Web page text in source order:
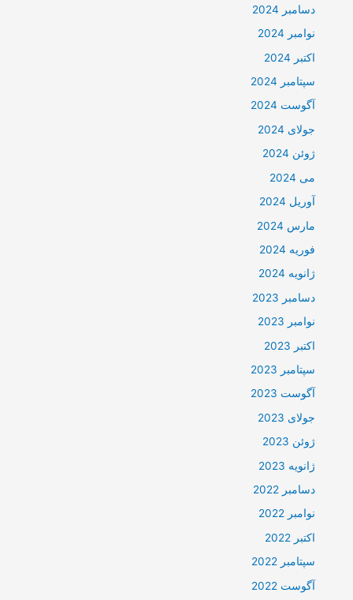
دسامبر 2024
نوامبر 2024
اکتبر 2024
سپتامبر 2024
آگوست 2024
جولای 2024
ژوئن 2024
می 2024
آوریل 2024
مارس 2024
فوریه 2024
ژانویه 2024
دسامبر 2023
نوامبر 2023
اکتبر 2023
سپتامبر 2023
آگوست 2023
جولای 2023
ژوئن 2023
ژانویه 2023
دسامبر 2022
نوامبر 2022
اکتبر 2022
سپتامبر 2022
آگوست 2022